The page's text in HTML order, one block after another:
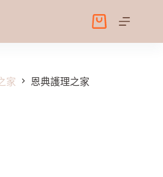
購
物
家 恩典護理之家